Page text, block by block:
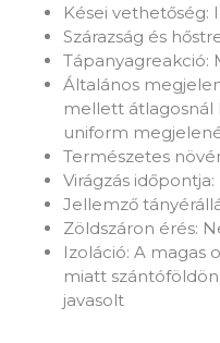
Kései vethetőség:
Szárazság és
Tápanyagreakció:
Általános
mellett
uniform
Természetes
Virágzás időpontja:
Jellemző
Zöldszáron érés:
Izoláció: A magas
miatt
javasolt